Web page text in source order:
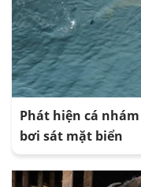
Phát hiện cá
bơi sát mặt biển